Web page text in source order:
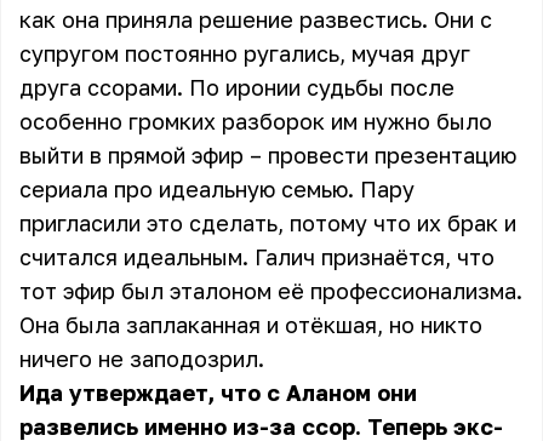
как она приняла решение развестись. Они с
супругом постоянно ругались, мучая друг
друга ссорами. По иронии судьбы после
особенно громких разборок им нужно было
выйти в прямой эфир – провести презентацию
сериала про идеальную семью. Пару
пригласили это сделать, потому что их брак и
считался идеальным. Галич признаётся, что
тот эфир был эталоном её профессионализма.
Она была заплаканная и отёкшая, но никто
ничего не заподозрил.
Ида утверждает, что с Аланом они
развелись именно из-за ссор. Теперь экс-